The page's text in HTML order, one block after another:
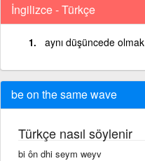
İngilizce - Türkçe
aynı düşüncede olmak
be on the same wave
Türkçe nasıl söylenir
bi ôn dhi seym weyv